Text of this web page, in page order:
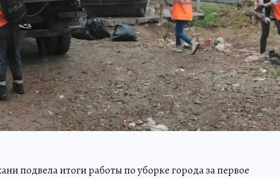
подвела итоги работы по уборке города за первое